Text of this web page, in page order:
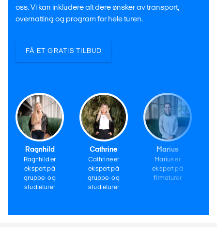
oss. Vi kan inkludere alt dere ønsker av transport,
overnatting og program for hele turen.
FÅ ET GRATIS TILBUD
Ragnhild
Ragnhild er
ekspert på
gruppe- og
studieturer
Cathrine
Cathrine er
ekspert på
gruppe- og
studieturer
Marius
Marius er
ekspert på
firmaturer